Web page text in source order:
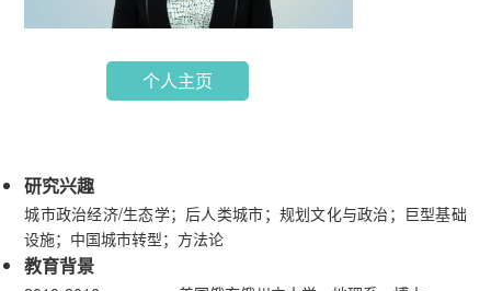
个人主页
研究兴趣
城市政治经济/生态学；后人类城市；规划文化与政治；巨型基础
设施；中国城市转型；方法论
教育背景